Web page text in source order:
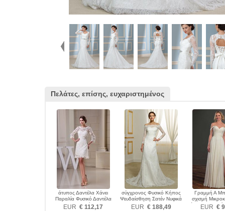
Πελάτες, επίσης, ευχαριστημένος
άτυπος Δαντέλα Χάνει
Παραλία Φυσικό Δαντέλα
Νυφικά
EUR € 112,17
σύγχρονος Φυσικό Κήπος
Ψευδαίσθηση Σατέν Νυφικά
EUR € 188,49
Γραμμή Α
σχισμή
Μέχρι τον
EUR €